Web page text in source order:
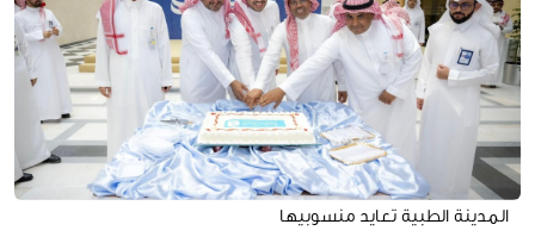
المدينة الطبية تعايد منسوبيها